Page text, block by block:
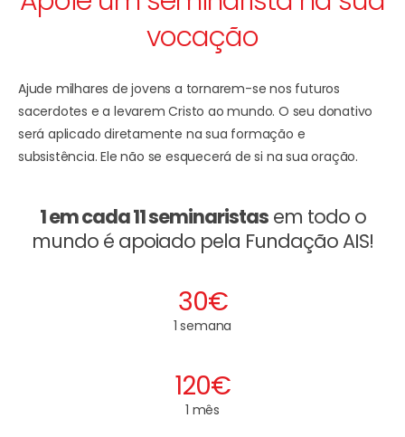
vocação
Ajude milhares de jovens a tornarem-se nos futuros
sacerdotes e a levarem Cristo ao mundo. O seu donativo
será aplicado diretamente na sua formação e
subsistência. Ele não se esquecerá de si na sua oração.
1 em cada 11 seminaristasem todo o
mundo é apoiado pela Fundação AIS!
30€
1 semana
120€
1 mês